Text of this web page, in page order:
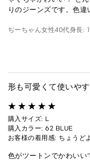
りのジーンズです。色違
ぢーちゃん女性40代身長:
形も可愛くて使いや
購入サイズ: L
購入カラー: 62 BLUE
お客様の着用感: ちょうど
色がツートンでかわいい